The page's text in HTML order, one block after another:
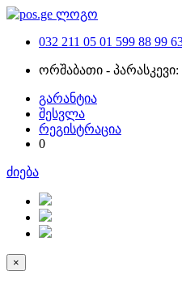
032 211 05 01 599 88 99
ორშაბათი - პარასკევი:
გარანტია
შესვლა
რეგისტრაცია
0
ძიება
×